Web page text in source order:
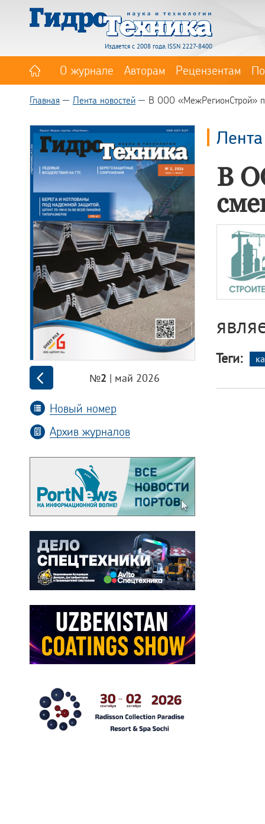
Издается с 2008 года. ISSN 2227-8400
О журнале Авторам Рецензентам
Главная Лента новостей В ООО «МежРегионСтрой»
№2 | май 2026
Новый номер
Архив журналов
В
Теги: